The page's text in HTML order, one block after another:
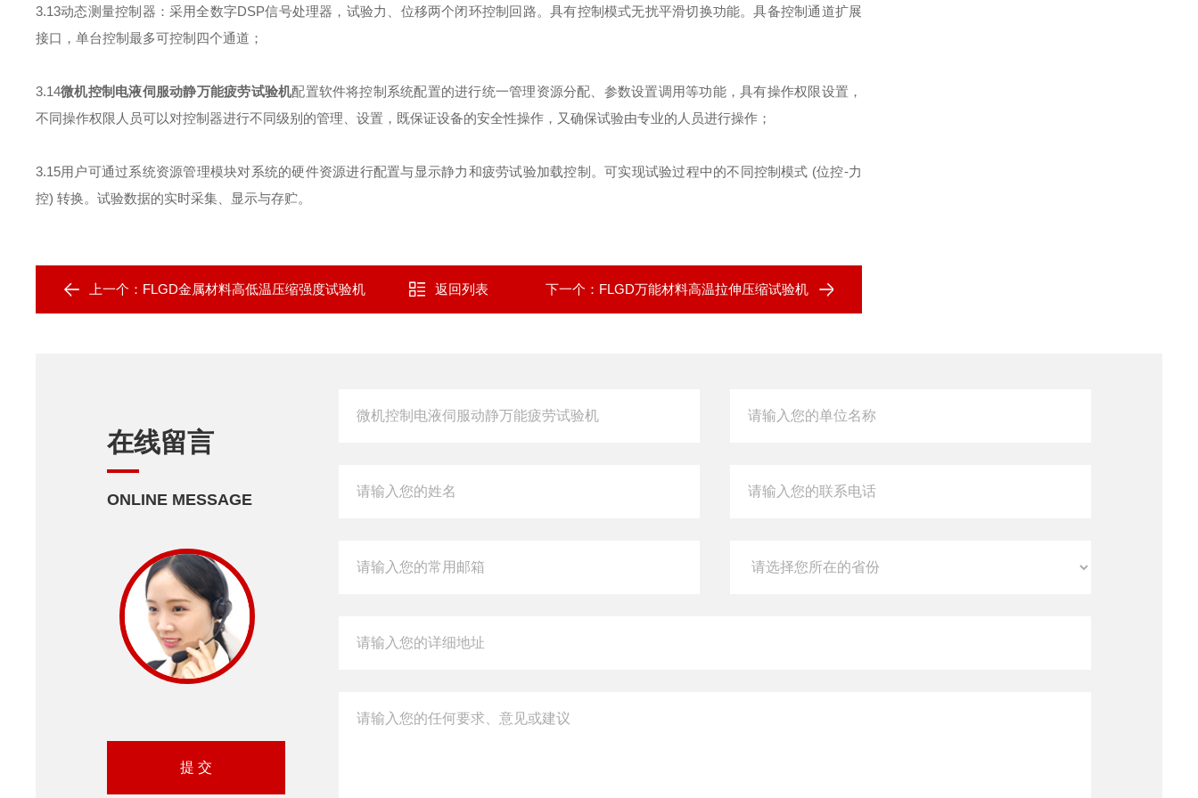
3.13动态测量控制器：采用全数字DSP信号处理器，试验力、位移两个闭环控制回路。具有控制模式无扰平滑切换功能。具备控制通道扩展
接口，单台控制最多可控制四个通道；
3.14微机控制电液伺服动静万能疲劳试验机配置软件将控制系统配置的进行统一管理资源分配、参数设置调用等功能，具有操作权限设置，
不同操作权限人员可以对控制器进行不同级别的管理、设置，既保证设备的安全性操作，又确保试验由专业的人员进行操作；
3.15用户可通过系统资源管理模块对系统的硬件资源进行配置与显示静力和疲劳试验加载控制。可实现试验过程中的不同控制模式 (位控-力
控) 转换。试验数据的实时采集、显示与存贮。
上一个： FLGD金属材料高低温压缩强度试验机 返回列表 下一个： FLGD万能材料高温拉伸压缩试验机
在线留言
ONLINE MESSAGE